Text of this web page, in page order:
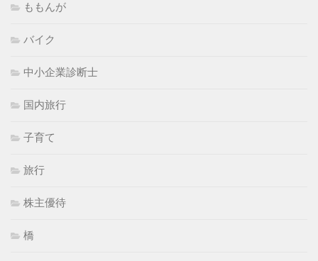
ももんが
バイク
中小企業診断士
国内旅行
子育て
旅行
株主優待
橋